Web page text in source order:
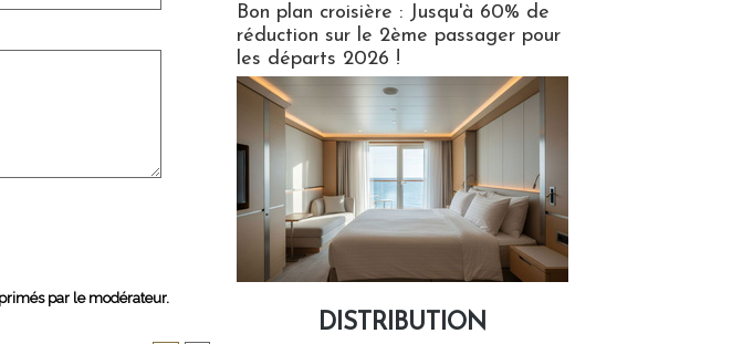
par le modérateur.
Bon plan croisière : Jusqu'à 60% de
réduction sur le 2ème passager pour
les départs 2026 !
DISTRIBUTION